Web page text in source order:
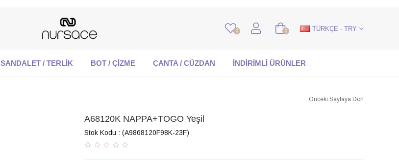
0 0 TÜRKÇE - TRY
SANDALET / TERLİK BOT / ÇİZME ÇANTA / CÜZDAN İNDİRİMLİ ÜRÜNLER
Önceki Sayfaya Dön
A68120K NAPPA+TOGO Yeşil
Stok Kodu (A9868120F98K-23F)